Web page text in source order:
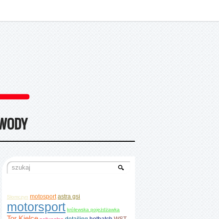
Słomczyn motosport astra gsi
motorsport królewska pojeżdżawka